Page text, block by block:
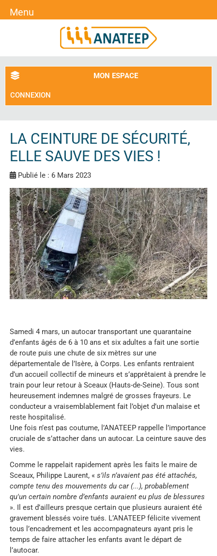
MON ESPACE
CONNEXION
LA CEINTURE DE SÉCURITÉ,
ELLE SAUVE DES VIES !
Publié le : 6 Mars 2023
Samedi 4 mars, un autocar transportant une quarantaine
d’enfants âgés de 6 à 10 ans et six adultes a fait une sortie
de route puis une chute de six mètres sur une
départementale de l’Isère, à Corps. Les enfants rentraient
d’un accueil collectif de mineurs et s’apprêtaient à prendre le
train pour leur retour à Sceaux (Hauts-de-Seine). Tous sont
heureusement indemnes malgré de grosses frayeurs. Le
conducteur a vraisemblablement fait l’objet d’un malaise et
reste hospitalisé.
Une fois n’est pas coutume, l’ANATEEP rappelle l’importance
cruciale de s’attacher dans un autocar. La ceinture sauve des
vies.
Comme le rappelait rapidement après les faits le maire de
Sceaux, Philippe Laurent, « s’ils n’avaient pas été attachés,
compte tenu des mouvements du car (...), probablement
qu'un certain nombre d’enfants auraient eu plus de blessures
». Il est d’ailleurs presque certain que plusieurs auraient été
gravement blessés voire tués. L’ANATEEP félicite vivement
tous l’encadrement et les accompagnateurs ayant pris le
temps de faire attacher les enfants avant le départ de
l’autocar.
Menu